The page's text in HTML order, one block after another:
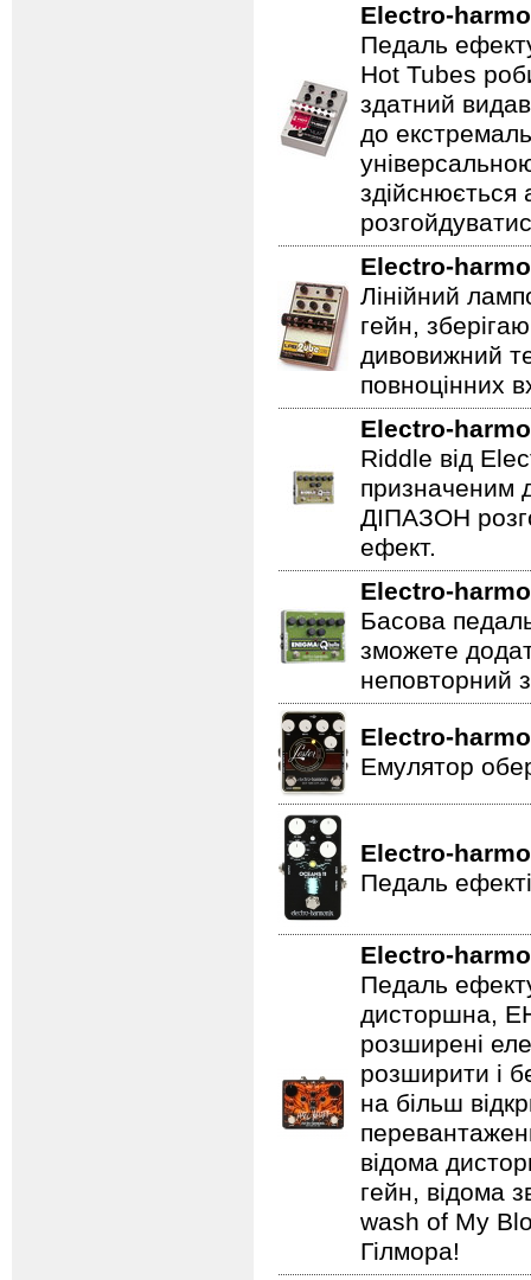
Electro-
Педаль
Hot Tubes
здатний
до
Electro-
Лінійний
гейн,
дивовижний
повноцінних
Electro-
Riddle від
призначеним
ДІПАЗОН
ефект.
Electro-
Басова
зможете
неповторний
Electro-
Емулятор
Electro-
Педаль
Electro-
Педаль
дисторшна,
розширені
розширити і
на більш
відома
гейн, відома
wash of My
Гілмора!